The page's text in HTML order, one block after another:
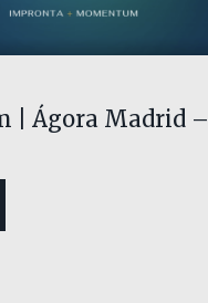
| Ágora Madrid –